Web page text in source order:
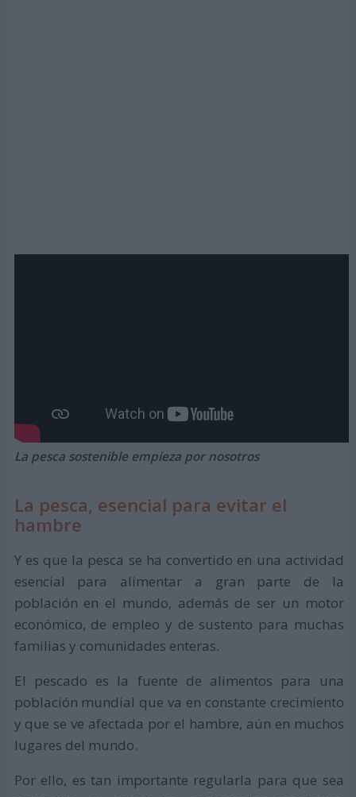
La pesca sostenible empieza por nosotros
La pesca, esencial para evitar el
hambre
Y es que la pesca se ha convertido en una actividad
esencial para alimentar a gran parte de la
población en el mundo, además de ser un motor
económico, de empleo y de sustento para muchas
familias y comunidades enteras.
El pescado es la fuente de alimentos para una
población mundial que va en constante crecimiento
y que se ve afectada por el hambre, aún en muchos
lugares del mundo.
Por ello, es tan importante regularla para que sea